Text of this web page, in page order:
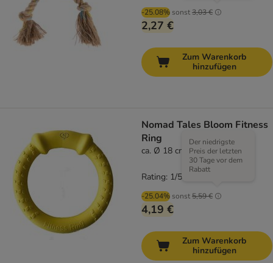
-25.08% sonst3,03 €
2,27 €
Zum Warenkorb
hinzufügen
Nomad Tales Bloom Fitness
Ring
ca. Ø 18 cm (Größe S)
-25.04% sonst5,59 €
Der niedrigste
Preis der letzten
30 Tage vor dem
Rabatt
4,19 €
Rating: 1/5
Zum Warenkorb
hinzufügen